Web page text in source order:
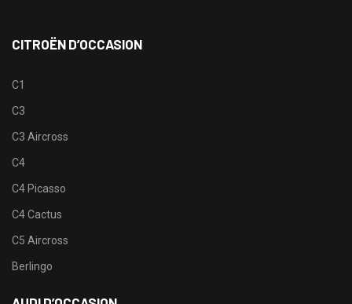
CITROËN D’OCCASION
C1
C3
C3 Aircross
C4
C4 Picasso
C4 Cactus
C5 Aircross
Berlingo